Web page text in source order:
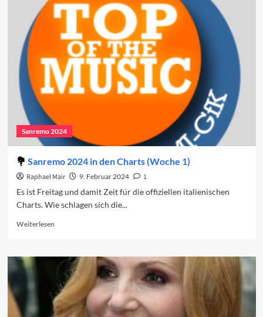
2024:
Der
vierte
Abend
Sanremo 2024
Sanremo 2024 in den Charts (Woche 1)
Raphael Mair 9. Februar 2024
1
Es ist Freitag und damit Zeit für die offiziellen italienischen
Charts. Wie schlagen sich die...
WeiterlesenRead
Sanremo
2024
den
Charts
(Woche